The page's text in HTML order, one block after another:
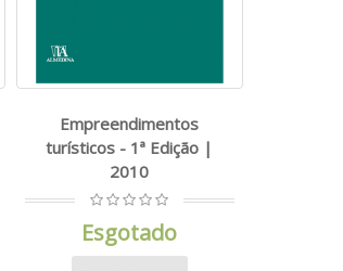
Empreendimentos
turísticos - 1ª Edição |
2010
Esgotado